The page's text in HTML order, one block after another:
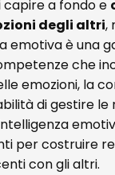
a fondo e
degli altri,
emotiva è una
che
emozioni, la
di gestire le
per costruire
con gli altri.